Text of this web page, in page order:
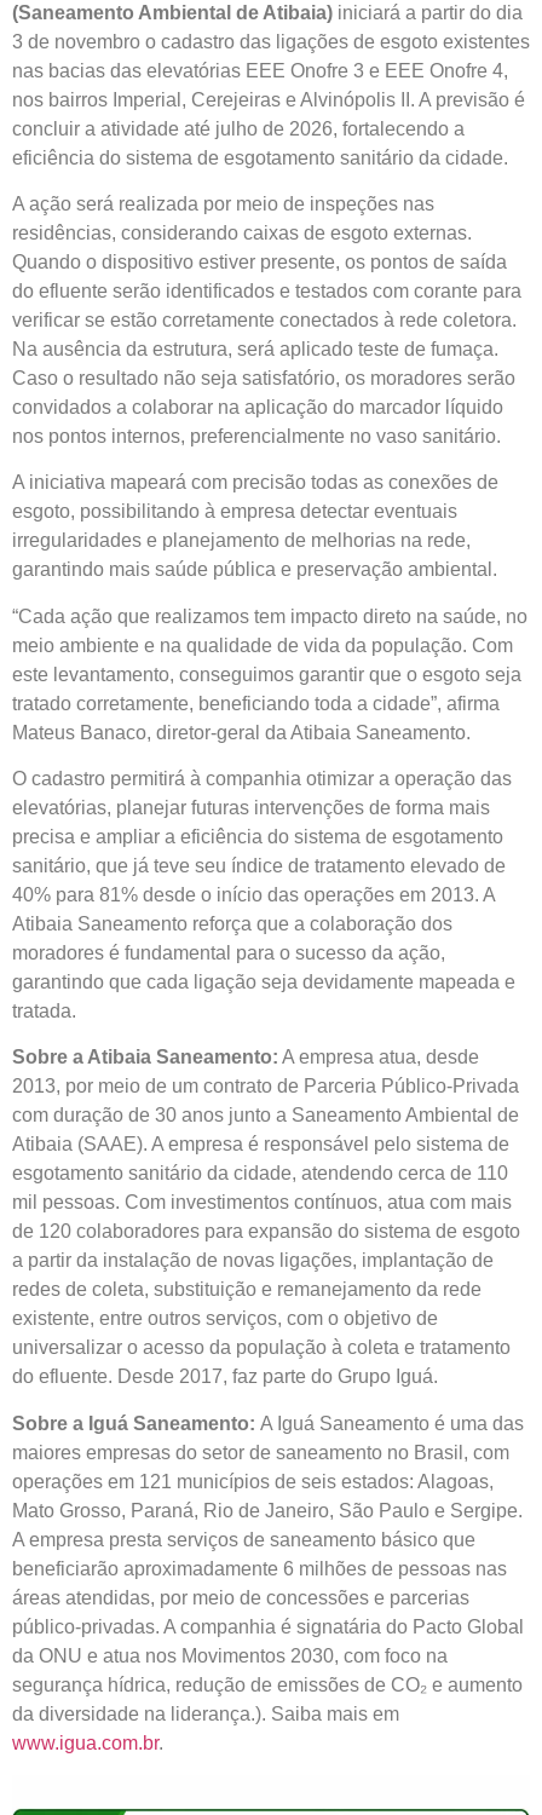
(Saneamento Ambiental de Atibaia) iniciará a partir do dia
3 de novembro o cadastro das ligações de esgoto existentes
nas bacias das elevatórias EEE Onofre 3 e EEE Onofre 4,
nos bairros Imperial, Cerejeiras e Alvinópolis II. A previsão é
concluir a atividade até julho de 2026, fortalecendo a
eficiência do sistema de esgotamento sanitário da cidade.
A ação será realizada por meio de inspeções nas
residências, considerando caixas de esgoto externas.
Quando o dispositivo estiver presente, os pontos de saída
do efluente serão identificados e testados com corante para
verificar se estão corretamente conectados à rede coletora.
Na ausência da estrutura, será aplicado teste de fumaça.
Caso o resultado não seja satisfatório, os moradores serão
convidados a colaborar na aplicação do marcador líquido
nos pontos internos, preferencialmente no vaso sanitário.
A iniciativa mapeará com precisão todas as conexões de
esgoto, possibilitando à empresa detectar eventuais
irregularidades e planejamento de melhorias na rede,
garantindo mais saúde pública e preservação ambiental.
“Cada ação que realizamos tem impacto direto na saúde, no
meio ambiente e na qualidade de vida da população. Com
este levantamento, conseguimos garantir que o esgoto seja
tratado corretamente, beneficiando toda a cidade”, afirma
Mateus Banaco, diretor-geral da Atibaia Saneamento.
O cadastro permitirá à companhia otimizar a operação das
elevatórias, planejar futuras intervenções de forma mais
precisa e ampliar a eficiência do sistema de esgotamento
sanitário, que já teve seu índice de tratamento elevado de
40% para 81% desde o início das operações em 2013. A
Atibaia Saneamento reforça que a colaboração dos
moradores é fundamental para o sucesso da ação,
garantindo que cada ligação seja devidamente mapeada e
tratada.
Sobre a Atibaia Saneamento: A empresa atua, desde
2013, por meio de um contrato de Parceria Público-Privada
com duração de 30 anos junto a Saneamento Ambiental de
Atibaia (SAAE). A empresa é responsável pelo sistema de
esgotamento sanitário da cidade, atendendo cerca de 110
mil pessoas. Com investimentos contínuos, atua com mais
de 120 colaboradores para expansão do sistema de esgoto
a partir da instalação de novas ligações, implantação de
redes de coleta, substituição e remanejamento da rede
existente, entre outros serviços, com o objetivo de
universalizar o acesso da população à coleta e tratamento
do efluente. Desde 2017, faz parte do Grupo Iguá.
Sobre a Iguá Saneamento: A Iguá Saneamento é uma das
maiores empresas do setor de saneamento no Brasil, com
operações em 121 municípios de seis estados: Alagoas,
Mato Grosso, Paraná, Rio de Janeiro, São Paulo e Sergipe.
A empresa presta serviços de saneamento básico que
beneficiarão aproximadamente 6 milhões de pessoas nas
áreas atendidas, por meio de concessões e parcerias
público-privadas. A companhia é signatária do Pacto Global
da ONU e atua nos Movimentos 2030, com foco na
segurança hídrica, redução de emissões de CO₂ e aumento
da diversidade na liderança.). Saiba mais em
www.igua.com.br.